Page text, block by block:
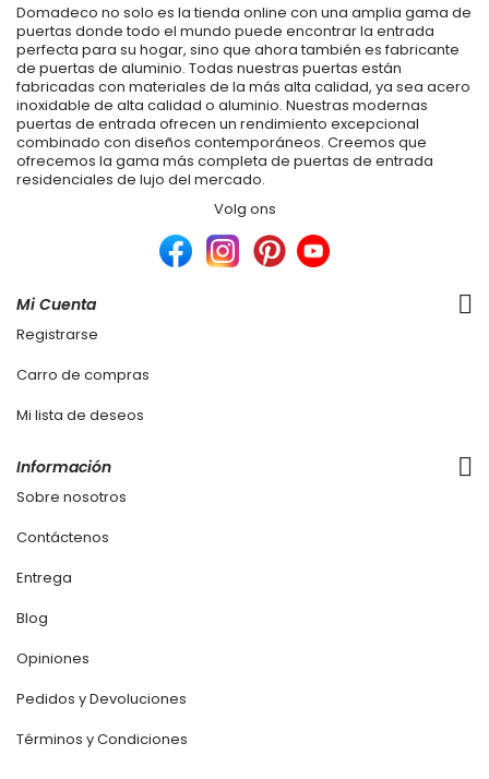
Domadeco no solo es la tienda online con una amplia gama de
puertas donde todo el mundo puede encontrar la entrada
perfecta para su hogar, sino que ahora también es fabricante
de puertas de aluminio. Todas nuestras puertas están
fabricadas con materiales de la más alta calidad, ya sea acero
inoxidable de alta calidad o aluminio. Nuestras modernas
puertas de entrada ofrecen un rendimiento excepcional
combinado con diseños contemporáneos. Creemos que
ofrecemos la gama más completa de puertas de entrada
residenciales de lujo del mercado.
Volg ons
Mi Cuenta
Registrarse
Carro de compras
Mi lista de deseos
Información
Sobre nosotros
Contáctenos
Entrega
Blog
Opiniones
Pedidos y Devoluciones
Términos y Condiciones